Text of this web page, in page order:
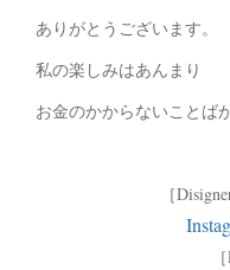
ありがとうございます。
私の楽しみはあんまり
お金のかからないことば
［